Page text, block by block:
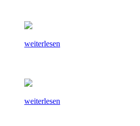
weiterlesen
weiterlesen